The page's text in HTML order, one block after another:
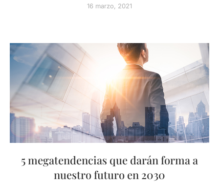
16 marzo, 2021
5 megatendencias que darán forma a
nuestro futuro en 2030